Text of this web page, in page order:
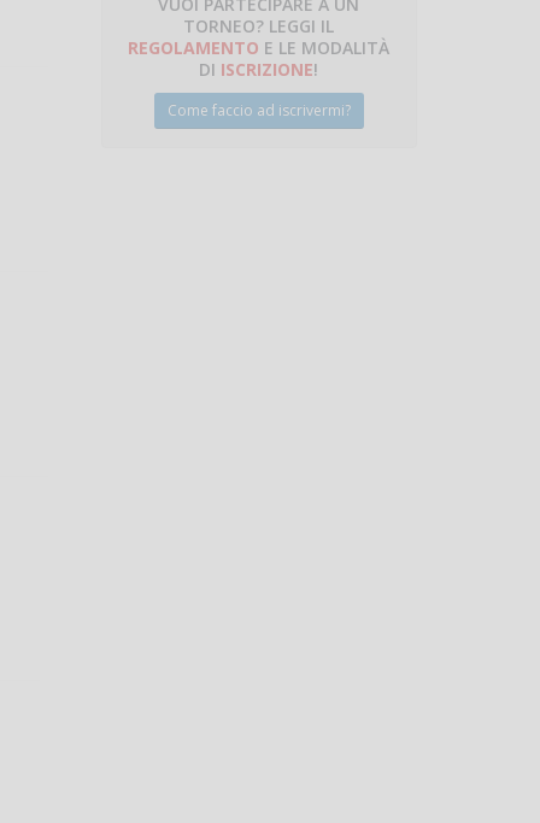
TORNEO? LEGGI IL
REGOLAMENTO E LE MODALITÀ
DI ISCRIZIONE!
Come faccio ad iscrivermi?